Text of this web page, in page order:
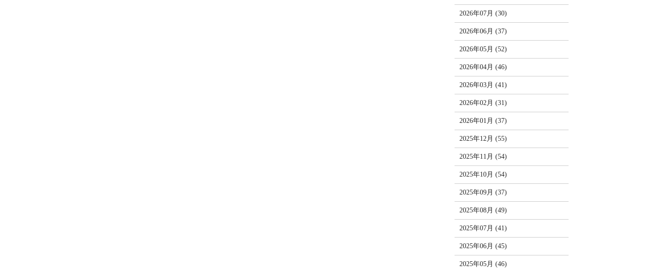
2026年07月 (30)
2026年06月 (37)
2026年05月 (52)
2026年04月 (46)
2026年03月 (41)
2026年02月 (31)
2026年01月 (37)
2025年12月 (55)
2025年11月 (54)
2025年10月 (54)
2025年09月 (37)
2025年08月 (49)
2025年07月 (41)
2025年06月 (45)
2025年05月 (46)